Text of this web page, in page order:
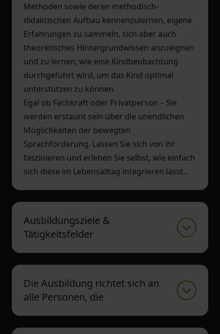
Methoden sowie deren methodisch-
didaktischen Aufbau kennenzulernen, eigene
Erfahrungen zu sammeln, sich aber auch
theoretisches Hintergrundwissen anzueignen
und zu lernen, wie eine Kindbeobachtung
durchgeführt wird, um das Kind optimal
unterstützen zu können.
Egal ob Fachkraft oder Privatperson – Sie
werden erstaunt sein über die unendlichen
Möglichkeiten der bewegten
Sprachförderung. Lassen Sie sich von ihr
faszinieren und erleben Sie selbst, wie einfach
sich diese im Lebensalltag integrieren lässt…
Ausbildungsziele &
Tätigkeitsfelder
Die Ausbildung richtet sich an
alle Personen, die